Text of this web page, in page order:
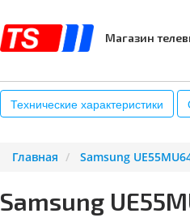
Магазин
Технические характеристики
КАТАЛОГ
Главная Samsung
Samsung